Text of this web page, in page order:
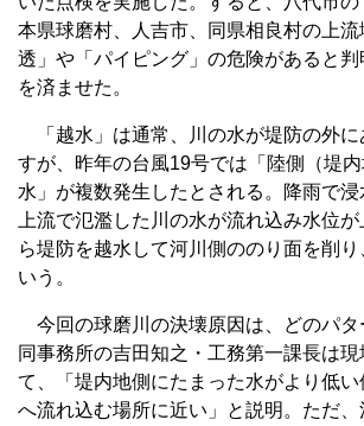
本県球磨村、人吉市、同県相良村の上
透」や「パイピング」の危険があると
を済ませた。
「越水」は通常、川の水が堤防の外に
すが、昨年の台風19号では「陸側（堤
水」が複数発生したとされる。降雨で浸
上流で氾濫した川の水が流れ込み水位
ら堤防を越水して河川側ののり面を削
いう。
今回の球磨川の決壊原因は、どのパタ
同事務所の吉田知之・工務第一課長は
て、「堤内地側にたまった水がより低い
へ流れ込む場所に近い」と説明。ただ